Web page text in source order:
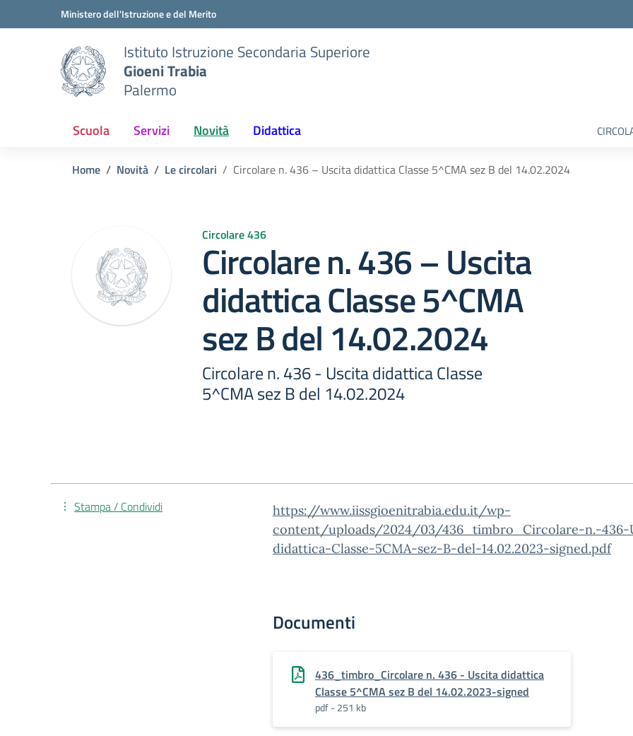
Vai ai contenuti
Vai al menu di navigazioneMinistero dell'Istruzione e del Merito
Istituto Istruzione Secondaria Superiore
Gioeni Trabia
Palermo
Scuola Servizi Novità Didattica
Home Novità Le circolari Circolare n. 436 – Uscita didattica Classe 5^CMA sez B del 14.02.2024
Circolare 436
Circolare n. 436 – Uscita
didattica Classe 5^CMA
sez B del 14.02.2024
Circolare n. 436 - Uscita didattica Classe
5^CMA sez B del 14.02.2024
https://www.iissgioenitrabia.edu.it/wp-
content/uploads/2024/03/436_timbro_Circolare-n.-436-
didattica-Classe-5CMA-sez-B-del-14.02.2023-signed.pdf
Documenti
436_timbro_Circolare n. 436 - Uscita didattica
Classe 5^CMA sez B del 14.02.2023-signed
pdf - 251 kb
Stampa / Condividi